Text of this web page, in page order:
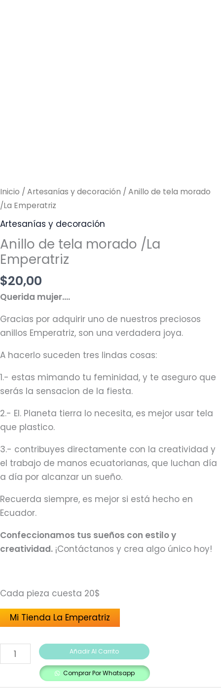
Inicio / Artesanías y decoración / Anillo de tela morado
/La Emperatriz
Artesanías y decoración
Anillo de tela morado /La
Emperatriz
$20,00
Querida mujer….
Gracias por adquirir uno de nuestros preciosos
anillos Emperatriz, son una verdadera joya.
A hacerlo suceden tres lindas cosas:
1.- estas mimando tu feminidad, y te aseguro que
serás la sensacion de la fiesta.
2.- El. Planeta tierra lo necesita, es mejor usar tela
que plastico.
3.- contribuyes directamente con la creatividad y
el trabajo de manos ecuatorianas, que luchan día
a día por alcanzar un sueño.
Recuerda siempre, es mejor si está hecho en
Ecuador.
Confeccionamos tus sueños con estilo y
creatividad. ¡Contáctanos y crea algo único hoy!
Cada pieza cuesta 20$
Mi Tienda La Emperatriz
Añadir Al Carrito
Comprar Por Whatsapp